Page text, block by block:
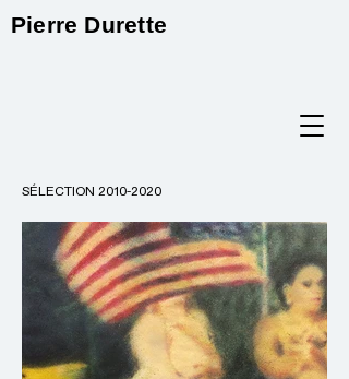
Pierre Durette
SÉLECTION 2010-2020